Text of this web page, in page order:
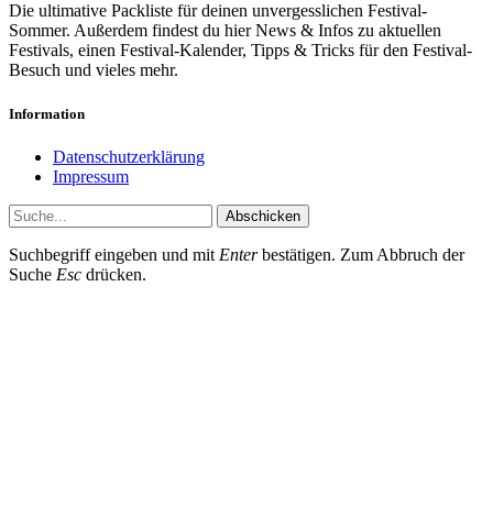
Die ultimative Packliste für deinen unvergesslichen Festival-
Sommer. Außerdem findest du hier News & Infos zu aktuellen
Festivals, einen Festival-Kalender, Tipps & Tricks für den Festival-
Besuch und vieles mehr.
Information
Datenschutzerklärung
Impressum
Abschicken
Suchbegriff eingeben und mit Enterbestätigen. Zum Abbruch der
Suche Esc drücken.